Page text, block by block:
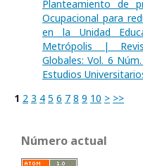
Planteamiento de
Ocupacional para
en la Unidad
Metrópolis |
Globales: Vol. 6
Estudios
1 2 3 4 5 6 7 8 9 10 > >>
Número actual